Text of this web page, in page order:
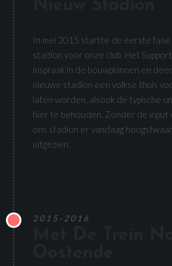
In mei 2015 startte de eerste fase
stadion voor onze club. Het
inspraak in de bouwplannen en
nieuwe stadion een volkse thuis
laten worden, alsook de typische
hier te behouden. Zonder de input
ons stadion er vandaag
uitgezien.
2015-2016